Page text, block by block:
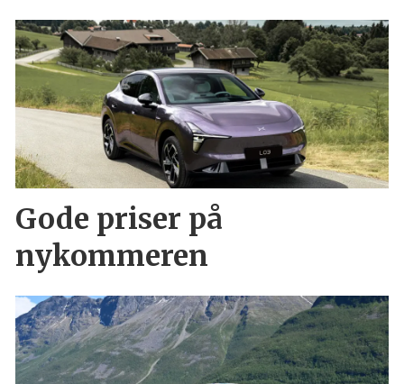
Gode priser på
nykommeren